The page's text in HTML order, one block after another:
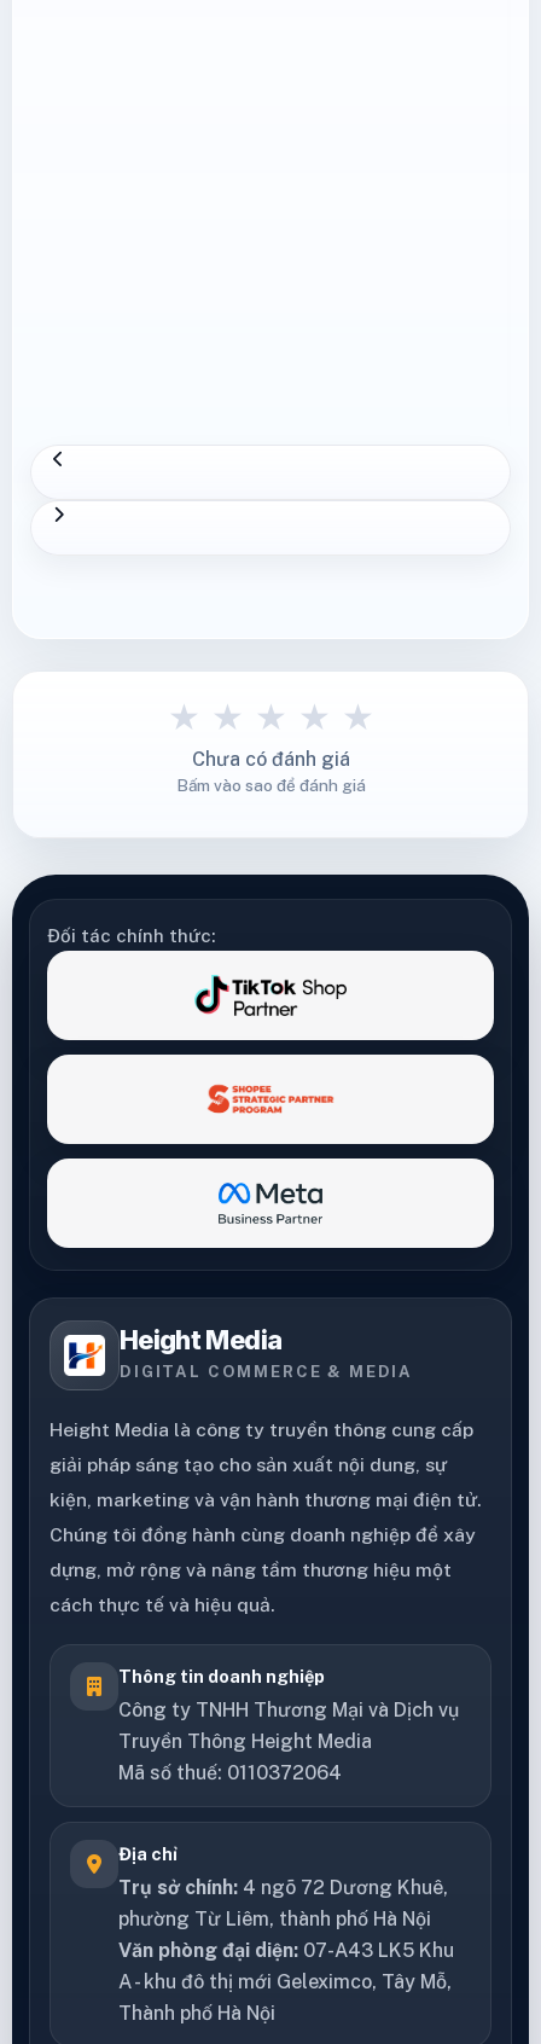
★ ★ ★ ★ ★
Chưa có đánh giá
Bấm vào sao để đánh giá
Đối tác chính thức:
Height Media
DIGITAL COMMERCE & MEDIA
Height Media là công ty truyền thông cung cấp
giải pháp sáng tạo cho sản xuất nội dung, sự
kiện, marketing và vận hành thương mại điện tử.
Chúng tôi đồng hành cùng doanh nghiệp để xây
dựng, mở rộng và nâng tầm thương hiệu một
cách thực tế và hiệu quả.
Thông tin doanh nghiệp
Công ty TNHH Thương Mại và Dịch vụ
Truyền Thông Height Media
Mã số thuế: 0110372064
Địa chỉ
Trụ sở chính: 4 ngõ 72 Dương Khuê,
phường Từ Liêm, thành phố Hà Nội
Văn phòng đại diện: 07-A43 LK5 Khu
A - khu đô thị mới Geleximco, Tây Mỗ,
Thành phố Hà Nội